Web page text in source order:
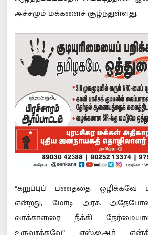
அச்சமும் மக்களைச் சூழ்ந்துள்ளது.
“கறுப்புப் பணத்தை ஒழிக்கவே
என்றது, மோடி அரசு.
வாக்காளரை நீக்கி